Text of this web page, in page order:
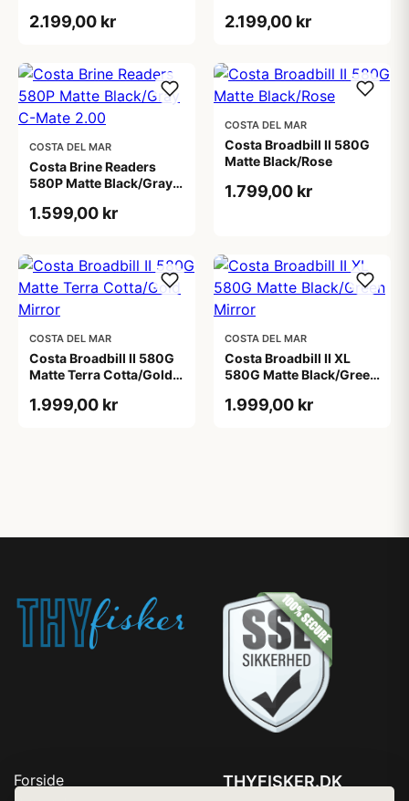
2.199,00 kr 2.199,00 kr
COSTA DEL MAR
Costa Brine Readers
580P Matte Black/Gray
1.599,00 kr
COSTA DEL MAR
Costa Broadbill II 580G
Matte Black/Rose
1.799,00 kr
COSTA DEL MAR
Costa Broadbill II 580G
Matte Terra Cotta/Gold
1.999,00 kr
COSTA DEL MAR
Costa Broadbill II XL
580G Matte Black/Green
1.999,00 kr
Forside
THYFISKER.DK